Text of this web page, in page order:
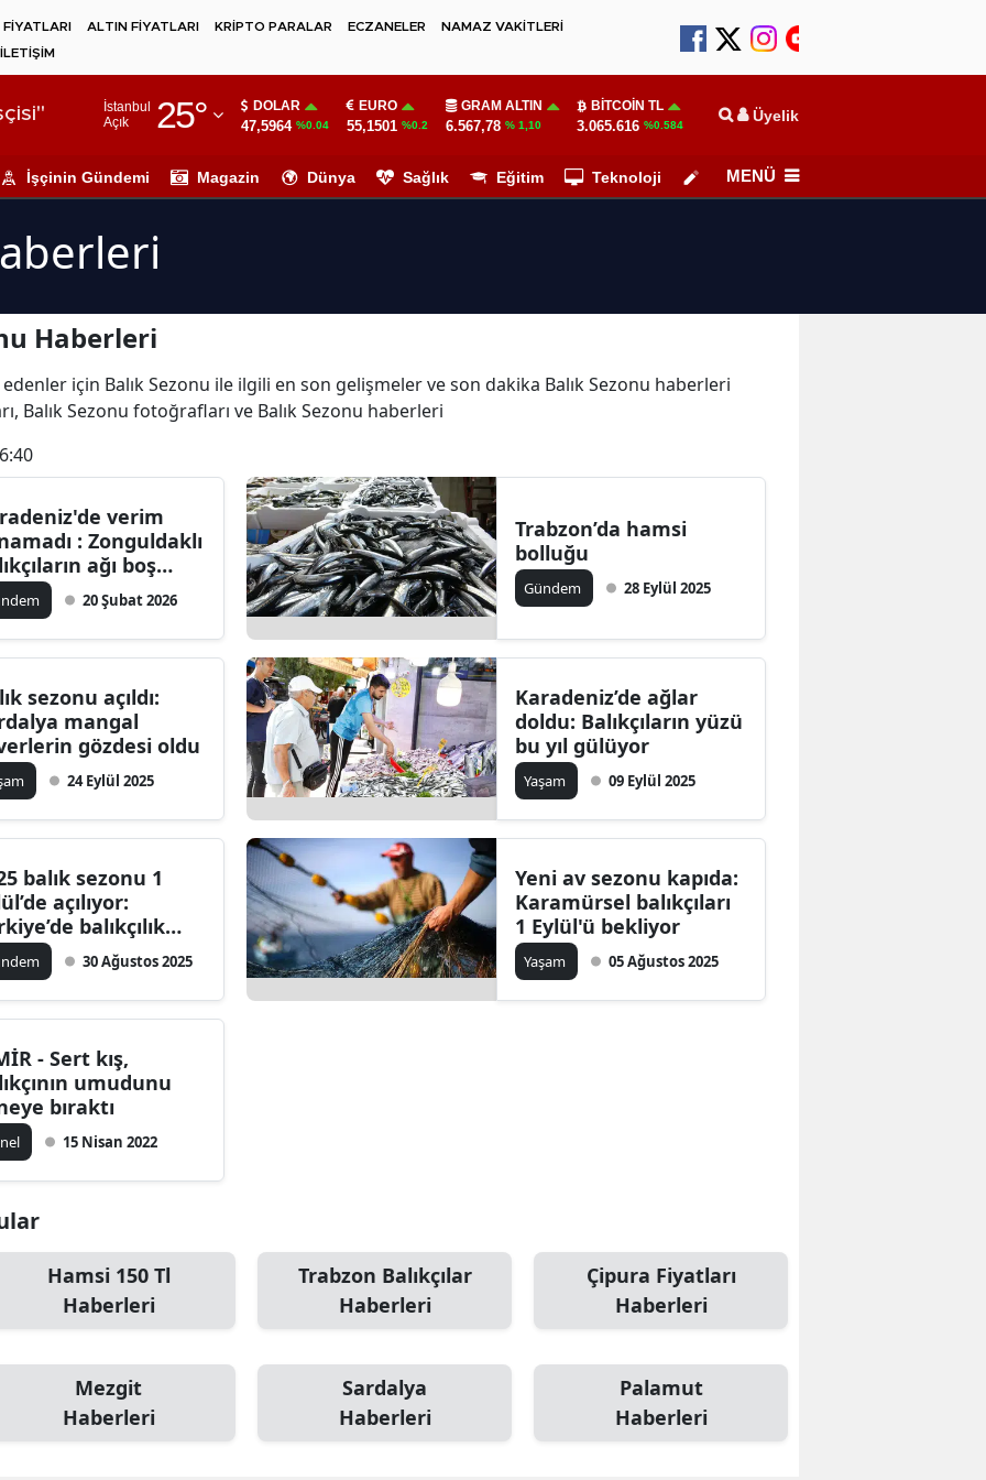
ALTIN FİYATLARI KRİPTO PARALAR ECZANELER
NAMAZ VAKİTLERİ
İLETİŞİM
İstanbul
Açık
25°
Adıyaman
Ağrı
Amasya
Antalya
Artvin
Balıkesir
Bilecik
Bingöl
Bitlis
Bolu
Burdur
Bursa
Çanakkale
Çankırı
Çorum
Denizli
Diyarbakır
Edirne
Elazığ
Erzurum
Giresun
Gümüşhane
Hakkari
Hatay
DOLAR
47,5964 %0.04
EURO
55,1501 %0.2
GRAM ALTIN
6.567,78 % 1,10
BITCOIN TL
3.065.616 %0.584 Üyelik
İşçinin Gündemi Magazin Dünya Sağlık Eğitim Teknoloji Köşe Yazarları
MENÜ
Haberleri
için Balık Sezonu ile ilgili en son gelişmeler ve son dakika Balık Sezonu haberleri
Balık Sezonu fotoğrafları ve Balık Sezonu haberleri
verim
: Zonguldaklı
ağı boş
20 Şubat 2026
Trabzon’da hamsi
bolluğu
Gündem 28 Eylül 2025
sezonu açıldı:
mangal
gözdesi oldu
24 Eylül 2025
Karadeniz’de ağlar
doldu: Balıkçıların yüzü
bu yıl gülüyor
Yaşam 09 Eylül 2025
balık sezonu 1
açılıyor:
balıkçılık
30 Ağustos 2025
Yeni av sezonu kapıda:
Karamürsel balıkçıları
1 Eylül'ü bekliyor
Yaşam 05 Ağustos 2025
- Sert kış,
umudunu
bıraktı
15 Nisan 2022
Hamsi 150 Tl
Haberleri
Trabzon Balıkçılar
Haberleri
Çipura Fiyatları
Haberleri
Mezgit
Haberleri
Sardalya
Haberleri
Palamut
Haberleri